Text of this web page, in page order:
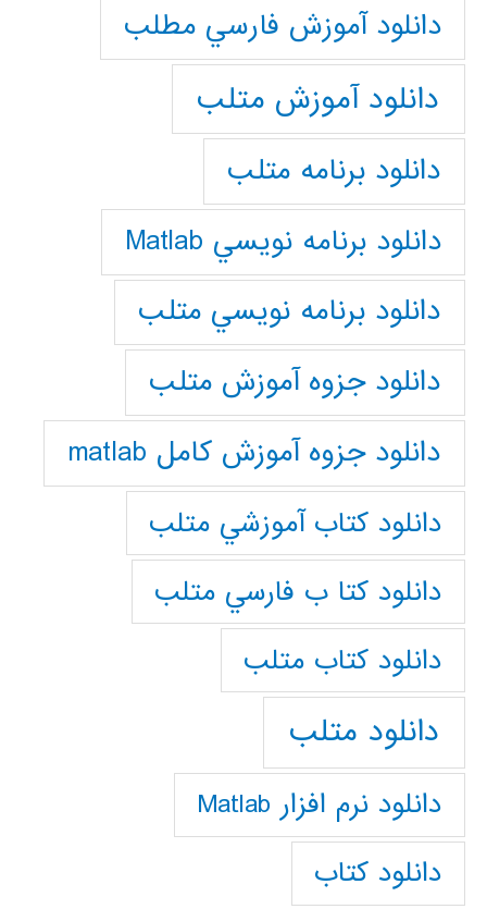
دانلود آموزش فارسي مطلب
دانلود آموزش متلب
دانلود برنامه متلب
دانلود برنامه نويسي Matlab
دانلود برنامه نويسي متلب
دانلود جزوه آموزش متلب
دانلود جزوه آموزش کامل matlab
دانلود كتاب آموزشي متلب
دانلود كتا ب فارسي متلب
دانلود كتاب متلب
دانلود متلب
دانلود نرم افزار Matlab
دانلود کتاب